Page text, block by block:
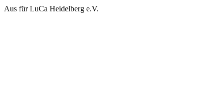
Aus für LuCa Heidelberg e.V.